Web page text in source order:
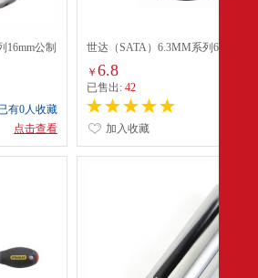
16mm公制
有0人收藏
点击查看
世达（SATA）6.3MM系列6角套筒
13MM（11313）
￥6.8
已售出:42
加入收藏